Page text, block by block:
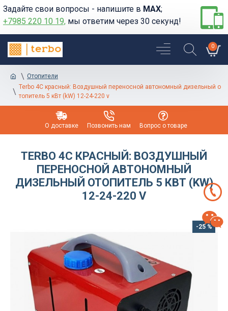
Задайте свои вопросы - напишите в MAX;
+7985 220 10 19, мы ответим через 30 секунд!
0
Отопители
Terbo 4С красный: Воздушный переносной автономный дизельный о
топитель 5 кВт (kW) 12-24-220 v
О доставке Позвонить нам Вопрос о товаре
TERBO 4С КРАСНЫЙ: ВОЗДУШНЫЙ
ПЕРЕНОСНОЙ АВТОНОМНЫЙ
ДИЗЕЛЬНЫЙ ОТОПИТЕЛЬ 5 КВТ (KW)
12-24-220 V
-25 %